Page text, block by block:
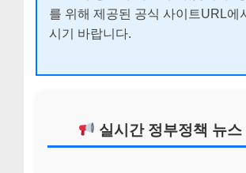
를 위해 제공된 공식 사이트URL에
시기 바랍니다.
실시간 정부정책 뉴스